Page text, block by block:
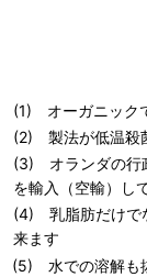
(1) オーガニック
(2) 製法が低温殺
(3) オランダの行
を輸入（空輸）し
(4) 乳脂肪だけで
来ます
(5) 水での溶解も